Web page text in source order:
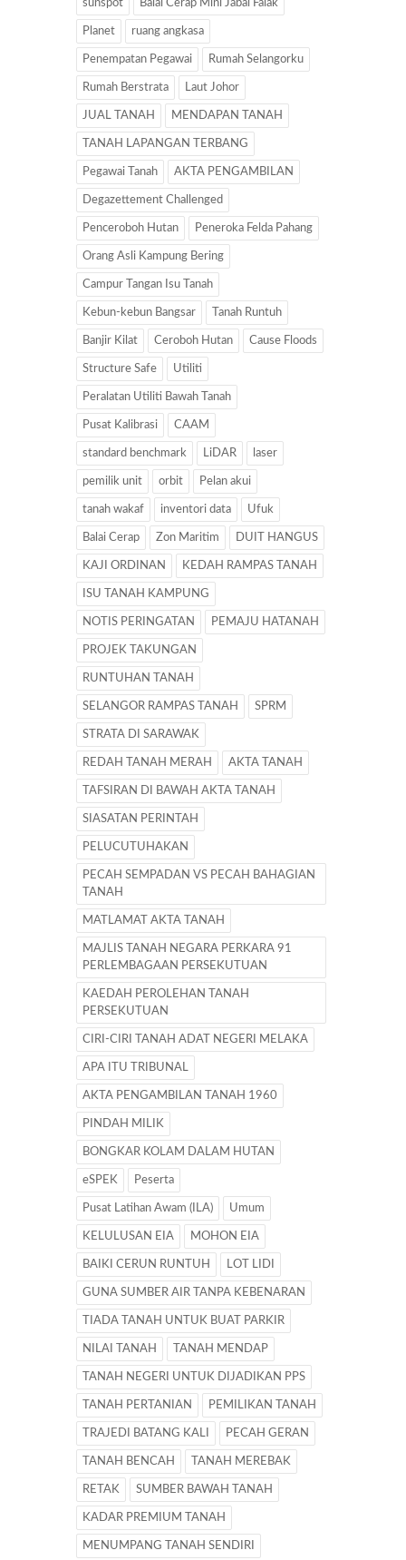
sunspot Balai Cerap Mini Jabal Falak
Planet ruang angkasa
Penempatan Pegawai Rumah Selangorku
Rumah Berstrata Laut Johor
JUAL TANAH MENDAPAN TANAH
TANAH LAPANGAN TERBANG
Pegawai Tanah AKTA PENGAMBILAN
Degazettement Challenged
Penceroboh Hutan Peneroka Felda Pahang
Orang Asli Kampung Bering
Campur Tangan Isu Tanah
Kebun-kebun Bangsar Tanah Runtuh
Banjir Kilat Ceroboh Hutan Cause Floods
Structure Safe Utiliti
Peralatan Utiliti Bawah Tanah
Pusat Kalibrasi CAAM
standard benchmark LiDAR laser
pemilik unit orbit Pelan akui
tanah wakaf inventori data Ufuk
Balai Cerap Zon Maritim DUIT HANGUS
KAJI ORDINAN KEDAH RAMPAS TANAH
ISU TANAH KAMPUNG
NOTIS PERINGATAN PEMAJU HATANAH
PROJEK TAKUNGAN
RUNTUHAN TANAH
SELANGOR RAMPAS TANAH SPRM
STRATA DI SARAWAK
REDAH TANAH MERAH AKTA TANAH
TAFSIRAN DI BAWAH AKTA TANAH
SIASATAN PERINTAH
PELUCUTUHAKAN
PECAH SEMPADAN VS PECAH BAHAGIAN
TANAH
MATLAMAT AKTA TANAH
MAJLIS TANAH NEGARA PERKARA 91
PERLEMBAGAAN PERSEKUTUAN
KAEDAH PEROLEHAN TANAH
PERSEKUTUAN
CIRI-CIRI TANAH ADAT NEGERI MELAKA
APA ITU TRIBUNAL
AKTA PENGAMBILAN TANAH 1960
PINDAH MILIK
BONGKAR KOLAM DALAM HUTAN
eSPEK Peserta
Pusat Latihan Awam (ILA) Umum
KELULUSAN EIA MOHON EIA
BAIKI CERUN RUNTUH LOT LIDI
GUNA SUMBER AIR TANPA KEBENARAN
TIADA TANAH UNTUK BUAT PARKIR
NILAI TANAH TANAH MENDAP
TANAH NEGERI UNTUK DIJADIKAN PPS
TANAH PERTANIAN PEMILIKAN TANAH
TRAJEDI BATANG KALI PECAH GERAN
TANAH BENCAH TANAH MEREBAK
RETAK SUMBER BAWAH TANAH
KADAR PREMIUM TANAH
MENUMPANG TANAH SENDIRI